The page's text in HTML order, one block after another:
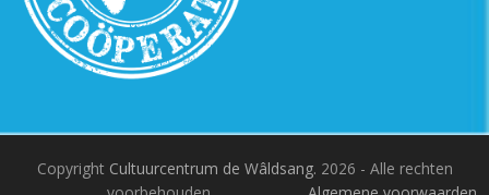
Copyright Cultuurcentrum de Wâldsang. 2026 - Alle rechten